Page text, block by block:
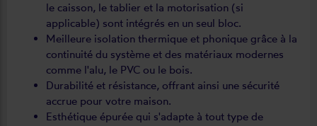
le caisson, le tablier et la motorisation (si
applicable) sont intégrés en un seul bloc.
Meilleure isolation thermique et phonique grâce à la
continuité du système et des matériaux modernes
comme l'alu, le PVC ou le bois.
Durabilité et résistance, offrant ainsi une sécurité
accrue pour votre maison.
Esthétique épurée qui s'adapte à tout type de